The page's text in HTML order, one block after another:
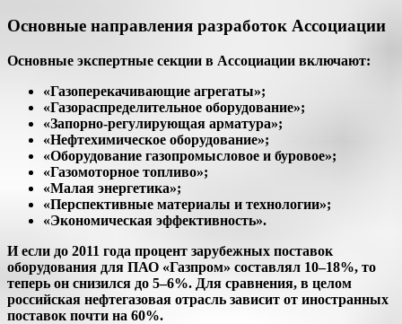
Основные направления разработок Ассоциации
Основные экспертные секции в Ассоциации включают:
«Газоперекачивающие агрегаты»;
«Газораспределительное оборудование»;
«Запорно-регулирующая арматура»;
«Нефтехимическое оборудование»;
«Оборудование газопромысловое и буровое»;
«Газомоторное топливо»;
«Малая энергетика»;
«Перспективные материалы и технологии»;
«Экономическая эффективность».
И если до 2011 года процент зарубежных поставок
оборудования для ПАО «Газпром» составлял 10–18%, то
теперь он снизился до 5–6%. Для сравнения, в целом
российская нефтегазовая отрасль зависит от иностранных
поставок почти на 60%.